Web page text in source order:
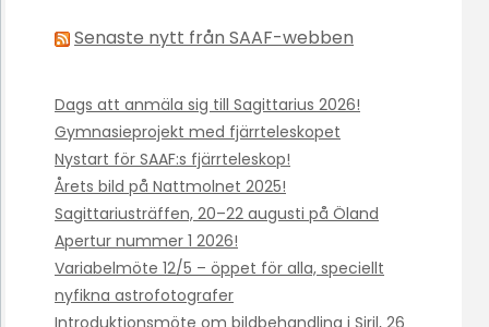
Senaste nytt från SAAF-webben
Dags att anmäla sig till Sagittarius 2026!
Gymnasieprojekt med fjärrteleskopet
Nystart för SAAF:s fjärrteleskop!
Årets bild på Nattmolnet 2025!
Sagittariusträffen, 20–22 augusti på Öland
Apertur nummer 1 2026!
Variabelmöte 12/5 – öppet för alla, speciellt
nyfikna astrofotografer